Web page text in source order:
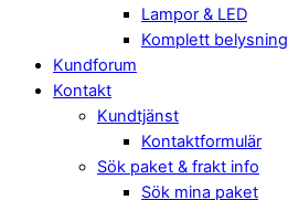
Lampor & LED
Komplett belysning
Kundforum
Kontakt
Kundtjänst
Kontaktformulär
Sök paket & frakt info
Sök mina paket